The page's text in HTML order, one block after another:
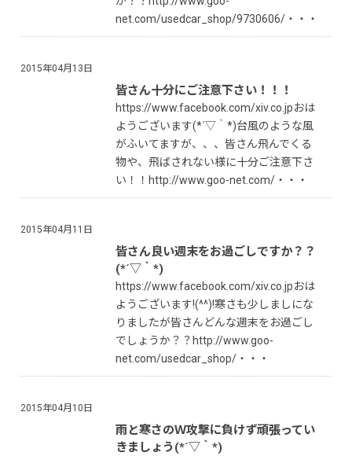
net.com/usedcar_shop/9730606/・・・
皆さん十分にご注意下さい！！！
https://www.facebook.com/xiv.co.jpおは
ようございます(*´▽｀*)台風のような風
がふいてますが、、、皆さん飛んでくる
物や、飛ばされない様に十分ご注意下さ
い！！http://www.goo-net.com/・・・
2015年04月13日
皆さん良い週末をお過ごしですか？？
(*´▽｀*)
https://www.facebook.com/xiv.co.jpおは
ようございます!(^^)!寒さも少しましにな
りましたが皆さんどんな週末をお過ごし
でしょうか？？http://www.goo-
net.com/usedcar_shop/・・・
2015年04月11日
雨と寒さのＷ攻撃に負けず頑張ってい
きましょう(*´▽｀*)
2015年04月10日